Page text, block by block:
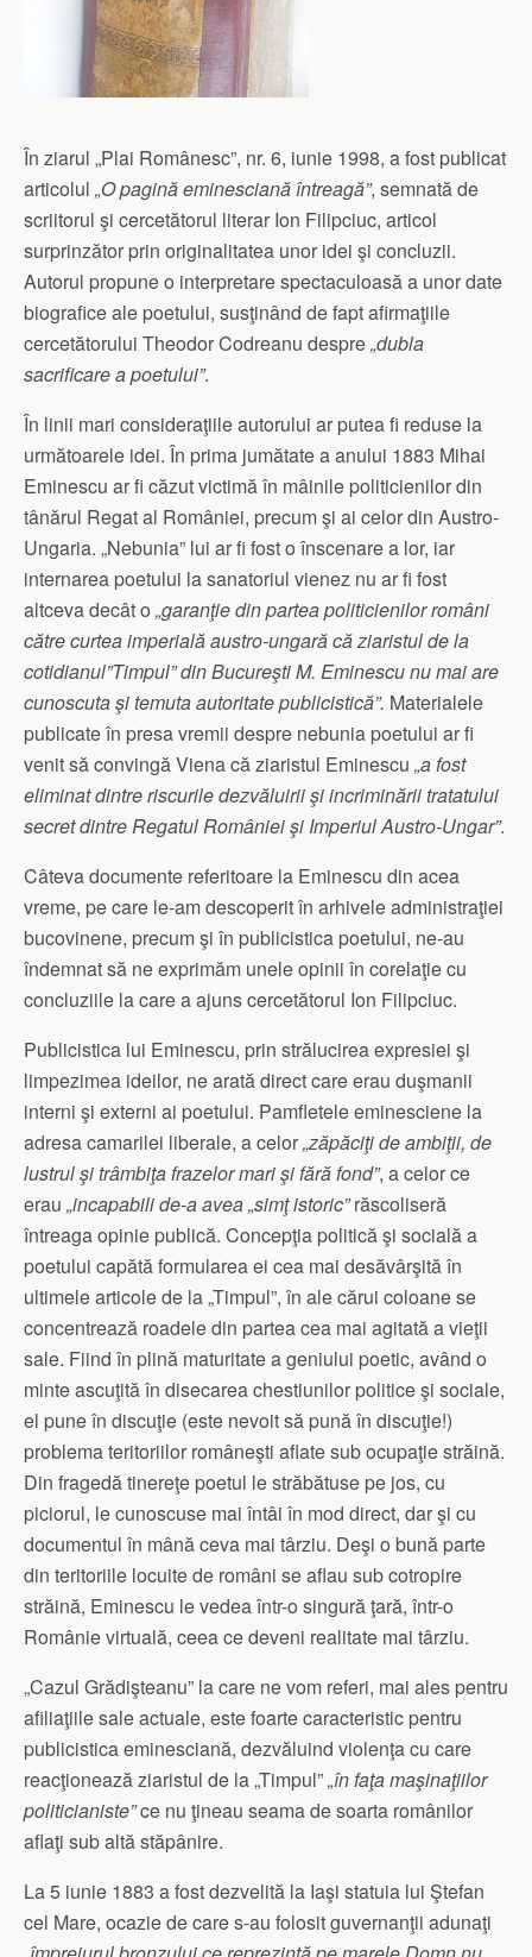
În ziarul „Plai Românesc”, nr. 6, iunie 1998, a fost publicat
articolul „O pagină eminesciană întreagă”, semnată de
scriitorul şi cercetătorul literar Ion Filipciuc, articol
surprinzător prin originalitatea unor idei şi concluzii.
Autorul propune o interpretare spectaculoasă a unor date
biografice ale poetului, susţinând de fapt afirmaţiile
cercetătorului Theodor Codreanu despre„dubla
sacrificare a poetului”.
În linii mari consideraţiile autorului ar putea fi reduse la
următoarele idei. În prima jumătate a anului 1883 Mihai
Eminescu ar fi căzut victimă în mâinile politicienilor din
tânărul Regat al României, precum şi ai celor din Austro-
Ungaria. „Nebunia” lui ar fi fost o înscenare a lor, iar
internarea poetului la sanatoriul vienez nu ar fi fost
altceva decât o „garanţie din partea politicienilor români
către curtea imperială austro-ungară că ziaristul de la
cotidianul”Timpul” din Bucureşti M. Eminescu nu mai are
cunoscuta şi temuta autoritate publicistică”. Materialele
publicate în presa vremii despre nebunia poetului ar fi
venit să convingă Viena că ziaristul Eminescu „a fost
eliminat dintre riscurile dezvăluirii şi incriminării tratatului
secret dintre Regatul României şi Imperiul Austro-Ungar”.
Câteva documente referitoare la Eminescu din acea
vreme, pe care le-am descoperit în arhivele administraţiei
bucovinene, precum şi în publicistica poetului, ne-au
îndemnat să ne exprimăm unele opinii în corelaţie cu
concluziile la care a ajuns cercetătorul Ion Filipciuc.
Publicistica lui Eminescu, prin strălucirea expresiei şi
limpezimea ideilor, ne arată direct care erau duşmanii
interni şi externi ai poetului. Pamfletele eminesciene la
adresa camarilei liberale, a celor„zăpăciţi de ambiţii, de
lustrul şi trâmbiţa frazelor mari şi fără fond”, a celor ce
erau „incapabili de-a avea „simţ istoric”răscoliseră
întreaga opinie publică. Concepţia politică şi socială a
poetului capătă formularea ei cea mai desăvârşită în
ultimele articole de la „Timpul”, în ale cărui coloane se
concentrează roadele din partea cea mai agitată a vieţii
sale. Fiind în plină maturitate a geniului poetic, având o
minte ascuţită în disecarea chestiunilor politice şi sociale,
el pune în discuţie (este nevoit să pună în discuţie!)
problema teritoriilor româneşti aflate sub ocupaţie străină.
Din fragedă tinereţe poetul le străbătuse pe jos, cu
piciorul, le cunoscuse mai întâi în mod direct, dar şi cu
documentul în mână ceva mai târziu. Deşi o bună parte
din teritoriile locuite de români se aflau sub cotropire
străină, Eminescu le vedea într-o singură ţară, într-o
Românie virtuală, ceea ce deveni realitate mai târziu.
„Cazul Grădişteanu” la care ne vom referi, mai ales pentru
afiliaţiile sale actuale, este foarte caracteristic pentru
publicistica eminesciană, dezvăluind violenţa cu care
reacţionează ziaristul de la „Timpul”„în faţa maşinaţiilor
politicianiste”ce nu ţineau seama de soarta românilor
aflaţi sub altă stăpânire.
La 5 iunie 1883 a fost dezvelită la Iaşi statuia lui Ştefan
cel Mare, ocazie de care s-au folosit guvernanţii adunaţi